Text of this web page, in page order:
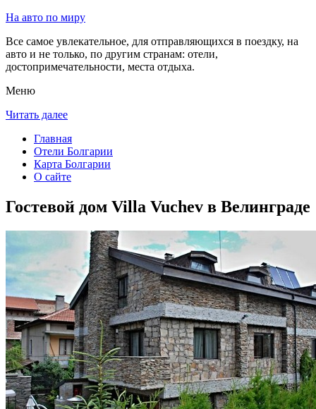
На авто по миру
Все самое увлекательное, для отправляющихся в поездку, на
авто и не только, по другим странам: отели,
достопримечательности, места отдыха.
Меню
Читать далее
Главная
Отели Болгарии
Карта Болгарии
О сайте
Гостевой дом Villa Vuchev в Велинграде